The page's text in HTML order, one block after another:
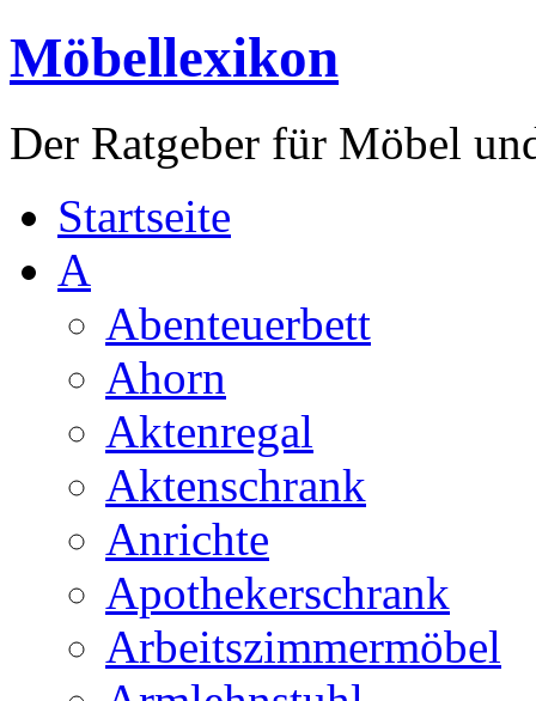
Möbellexikon
Der Ratgeber für Möbel
Startseite
A
Abenteuerbett
Ahorn
Aktenregal
Aktenschrank
Anrichte
Apothekerschrank
Arbeitszimmermöbel